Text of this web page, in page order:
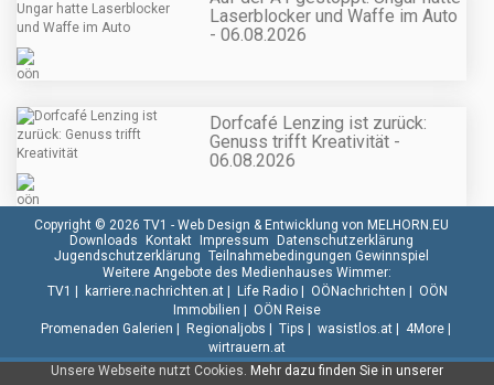
Laserblocker und Waffe im Auto
- 06.08.2026
Dorfcafé Lenzing ist zurück:
Genuss trifft Kreativität -
06.08.2026
Unsere Webseite nutzt Cookies. Mehr dazu finden Sie in unserer
Copyright © 2026 TV1 - Web Design & Entwicklung von MELHORN.EU
Downloads
Kontakt Impressum
Datenschutzerklärung
Jugendschutzerklärung Teilnahmebedingungen Gewinnspiel
Weitere Angebote des Medienhauses Wimmer:
TV1
karriere.nachrichten.at| Life Radio| OÖNachrichten
OÖN
Immobilien
OÖN Reise
Promenaden Galerien
Regionaljobs Tips wasistlos.at| 4More|
wirtrauern.at